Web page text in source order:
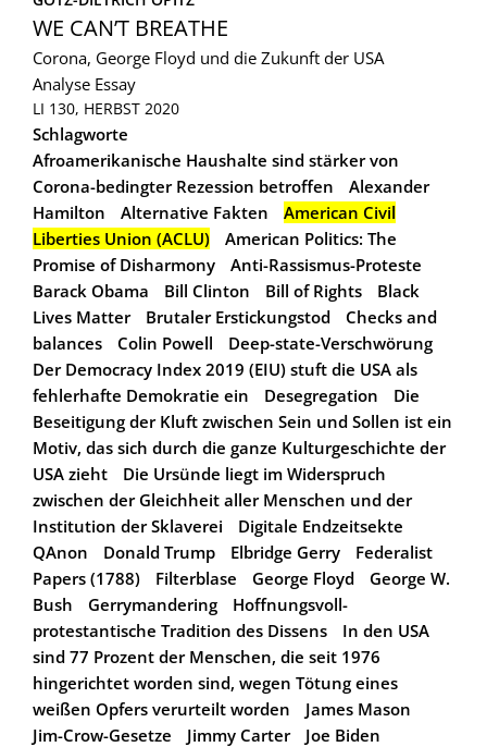
WE CAN’T BREATHE
Corona, George Floyd und die Zukunft der USA
Analyse Essay
LI 130, HERBST 2020
Schlagworte
Afroamerikanische Haushalte sind stärker von
Corona-bedingter Rezession betroffen
Alexander
Hamilton
Alternative Fakten
American Civil
Liberties Union (ACLU)
American Politics: The
Promise of Disharmony
Anti-Rassismus-Proteste
Barack Obama
Bill Clinton Bill of Rights
Black
Lives Matter
Brutaler Erstickungstod
Checks and
balances
Colin Powell
Deep-state-Verschwörung
Der Democracy Index 2019 (EIU) stuft die USA als
fehlerhafte Demokratie ein
Desegregation
Die
Beseitigung der Kluft zwischen Sein und Sollen ist ein
Motiv, das sich durch die ganze Kulturgeschichte der
USA zieht
Die Ursünde liegt im Widerspruch
zwischen der Gleichheit aller Menschen und der
Institution der Sklaverei
Digitale Endzeitsekte
QAnon
Donald Trump Elbridge Gerry
Federalist
Papers (1788)
Filterblase George Floyd
George W.
Bush
Gerrymandering
Hoffnungsvoll-
protestantische Tradition des Dissens
In den USA
sind 77 Prozent der Menschen, die seit 1976
hingerichtet worden sind, wegen Tötung eines
weißen Opfers verurteilt worden
James Mason
Jim-Crow-Gesetze
Jimmy Carter
Joe Biden